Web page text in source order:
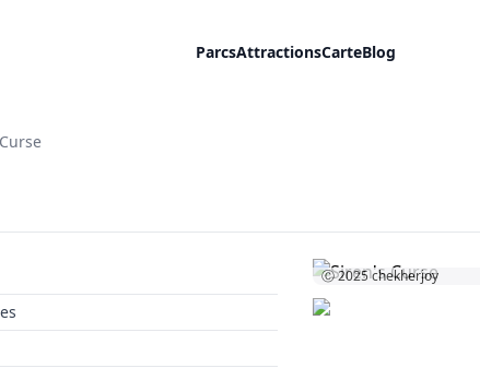
ParcsAttractionsCarteBlog
Ⓒ 2025chekherjoy